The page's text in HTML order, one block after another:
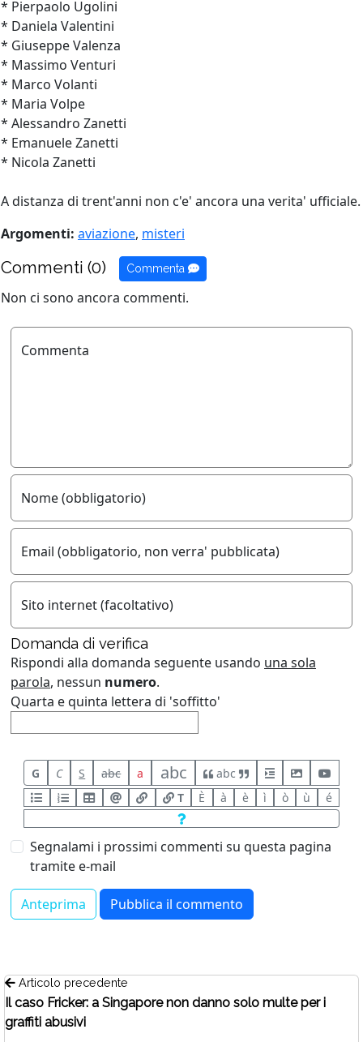
* Pierpaolo Ugolini
* Daniela Valentini
* Giuseppe Valenza
* Massimo Venturi
* Marco Volanti
* Maria Volpe
* Alessandro Zanetti
* Emanuele Zanetti
* Nicola Zanetti
A distanza di trent'anni non c'e' ancora una verita' ufficiale.
Argomenti: aviazione, misteri
Commenti (0) Commenta
Non ci sono ancora commenti.
Commenta
Nome (obbligatorio)
Email (obbligatorio, non verra' pubblicata)
Sito internet (facoltativo)
Domanda di verifica
Rispondi alla domanda seguente usando una sola
parola, nessun numero.
Quarta e quinta lettera di 'soffitto'
G C S abc a abc
abc
T
È à è ì ò ù é
Segnalami i prossimi commenti su questa pagina
tramite e-mail
Articolo precedente
Il caso Fricker: a Singapore non danno solo multe per i
graffiti abusivi